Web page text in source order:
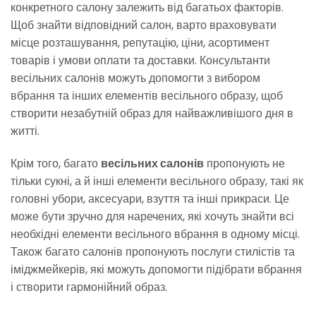
конкретного салону залежить від багатьох факторів.
Щоб знайти відповідний салон, варто враховувати
місце розташування, репутацію, ціни, асортимент
товарів і умови оплати та доставки. Консультанти
весільних салонів можуть допомогти з вибором
вбрання та інших елементів весільного образу, щоб
створити незабутній образ для найважливішого дня в
житті.
Крім того, багато весільних салонів пропонують не
тільки сукні, а й інші елементи весільного образу, такі як
головні убори, аксесуари, взуття та інші прикраси. Це
може бути зручно для наречених, які хочуть знайти всі
необхідні елементи весільного вбрання в одному місці.
Також багато салонів пропонують послуги стилістів та
іміджмейкерів, які можуть допомогти підібрати вбрання
і створити гармонійний образ.